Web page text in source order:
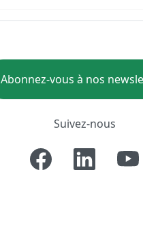
Abonnez-vous à nos
Suivez-nous